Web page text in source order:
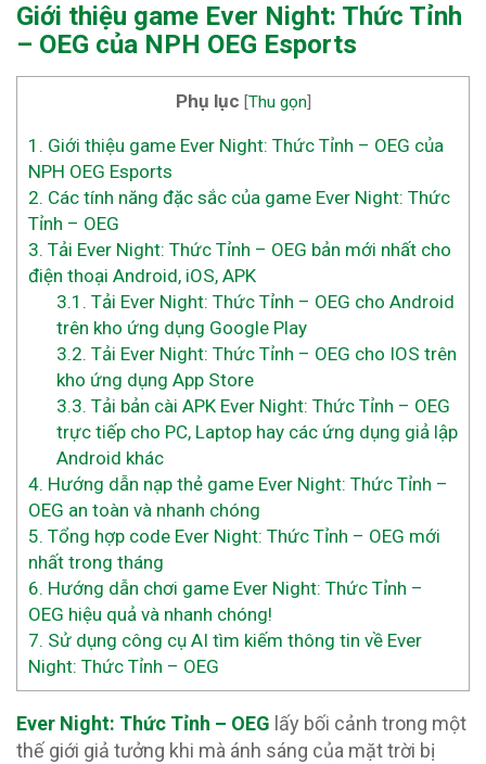
Giới thiệu game Ever Night: Thức Tỉnh
– OEG của NPH OEG Esports
Phụ lục [Thu gọn]
1. Giới thiệu game Ever Night: Thức Tỉnh – OEG của
NPH OEG Esports
2. Các tính năng đặc sắc của game Ever Night: Thức
Tỉnh – OEG
3. Tải Ever Night: Thức Tỉnh – OEG bản mới nhất cho
điện thoại Android, iOS, APK
3.1. Tải Ever Night: Thức Tỉnh – OEG cho Android
trên kho ứng dụng Google Play
3.2. Tải Ever Night: Thức Tỉnh – OEG cho IOS trên
kho ứng dụng App Store
3.3. Tải bản cài APK Ever Night: Thức Tỉnh – OEG
trực tiếp cho PC, Laptop hay các ứng dụng giả lập
Android khác
4. Hướng dẫn nạp thẻ game Ever Night: Thức Tỉnh –
OEG an toàn và nhanh chóng
5. Tổng hợp code Ever Night: Thức Tỉnh – OEG mới
nhất trong tháng
6. Hướng dẫn chơi game Ever Night: Thức Tỉnh –
OEG hiệu quả và nhanh chóng!
7. Sử dụng công cụ AI tìm kiếm thông tin về Ever
Night: Thức Tỉnh – OEG
Ever Night: Thức Tỉnh – OEG lấy bối cảnh trong một
thế giới giả tưởng khi mà ánh sáng của mặt trời bị